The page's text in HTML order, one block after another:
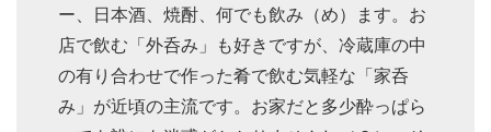
ー、日本酒、焼酎、何でも飲み（め）ます。お
店で飲む「外呑み」も好きですが、冷蔵庫の中
の有り合わせで作った肴で飲む気軽な「家呑
み」が近頃の主流です。お家だと多少酔っぱら